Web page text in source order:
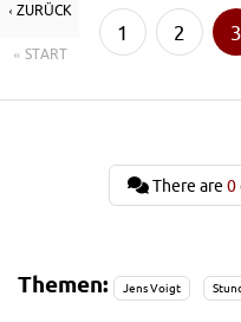
‹ ZURÜCK
« START
1 2 3
There are 0
Themen: Jens Voigt